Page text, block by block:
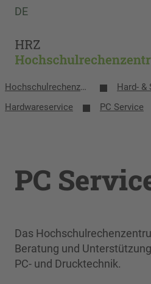
DE
Hochschulrechenzentrum
Hard- &
Hardwareservice
PC Service
PC
Das
Beratung und
PC- und Drucktechnik.